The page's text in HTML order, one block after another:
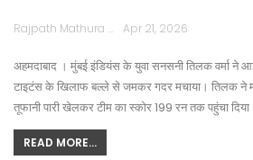
Rajpath Mathura Apr 21, 2026
अहमदाबाद । मुंबई इंडियंस के युवा सनसनी तिलक वर्मा ने
टाइटंस के खिलाफ बल्ले से जमकर गदर मचाया। तिलक ने
तूफानी पारी खेलकर टीम का स्कोर 199 रन तक पहुंचा
READ MORE...